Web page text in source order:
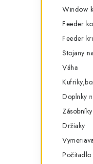
Window
Feeder
Feeder
Stojany
Váha
Doplnky
Držiaky
Počitadlo